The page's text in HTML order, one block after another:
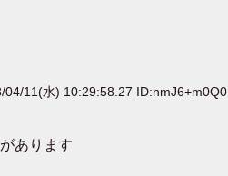
04/11(水) 10:29:58.27 ID:nmJ6+m0Q0
あります